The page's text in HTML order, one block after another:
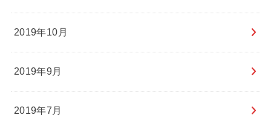
2019年10月
2019年9月
2019年7月